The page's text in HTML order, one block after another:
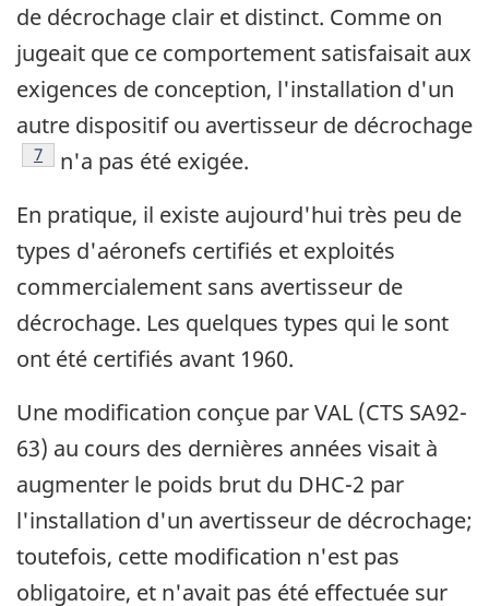
de décrochage clair et distinct. Comme on
jugeait que ce comportement satisfaisait aux
exigences de conception, l'installation d'un
autre dispositif ou avertisseur de décrochage
Note de bas de page
7
n'a pas été exigée.
En pratique, il existe aujourd'hui très peu de
types d'aéronefs certifiés et exploités
commercialement sans avertisseur de
décrochage. Les quelques types qui le sont
ont été certifiés avant 1960.
Une modification conçue par VAL (CTS SA92-
63) au cours des dernières années visait à
augmenter le poids brut du DHC-2 par
l'installation d'un avertisseur de décrochage;
toutefois, cette modification n'est pas
obligatoire, et n'avait pas été effectuée sur